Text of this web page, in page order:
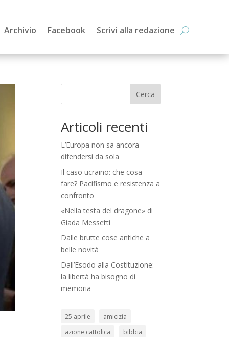
Archivio Facebook Scrivi alla redazione
Cerca
Articoli recenti
L’Europa non sa ancora
difendersi da sola
Il caso ucraino: che cosa
fare? Pacifismo e resistenza a
confronto
«Nella testa del dragone» di
Giada Messetti
Dalle brutte cose antiche a
belle novità
Dall’Esodo alla Costituzione:
la libertà ha bisogno di
memoria
25 aprile
amicizia
azione cattolica
bibbia